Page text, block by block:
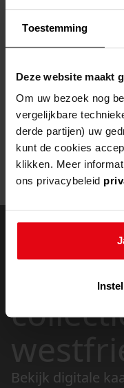
Toestemming
Deze website maakt
Om uw bezoek nog
vergelijkbare
derde partijen) uw
kunt de cookies
klikken. Meer
ons privacybeleid
Helaas, er is een fout
Mogelijk kunt u deze
een verouderde
een zoekmachine
eenfout getyptadres
Bekijk digitale